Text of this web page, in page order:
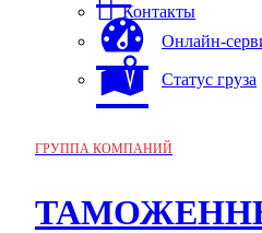
Контакты
Онлайн-
Статус груза
ГРУППА КОМПАНИЙ